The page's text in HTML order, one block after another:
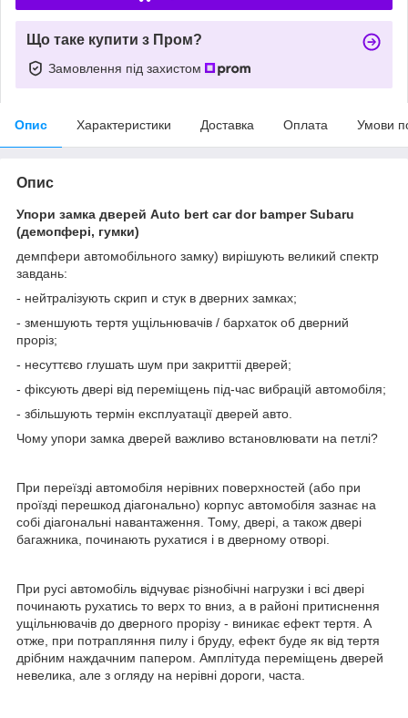
Що таке купити з Пром?
Замовлення під захистом
Опис Характеристики Доставка Оплата Умови
Опис
Упори замка дверей Auto bert car dor bamper Subaru
(демопфері, гумки)
демпфери автомобільного замку) вирішують великий спектр
завдань:
- нейтралізують скрип и стук в дверних замках;
- зменшують тертя ущільнювачів / бархаток об дверний
проріз;
- несуттєво глушать шум при закриттіі дверей;
- фіксують двері від переміщень під-час вибрацій автомобіля;
- збільшують термін експлуатації дверей авто.
Чому упори замка дверей важливо встановлювати на петлі?
При переїзді автомобіля нерівних поверхностей (або при
проїзді перешкод діагонально) корпус автомобіля зазнає на
собі діагональні навантаження. Тому, двері, а також двері
багажника, починають рухатися і в дверному отворі.
При русі автомобіль відчуває різнобічні нагрузки і всі двері
починають рухатись то верх то вниз, а в районі притиснення
ущільнювачів до дверного прорізу - виникає ефект тертя. А
отже, при потрапляння пилу і бруду, ефект буде як від тертя
дрібним наждачним папером. Амплітуда переміщень дверей
невелика, але з огляду на нерівні дороги, часта.